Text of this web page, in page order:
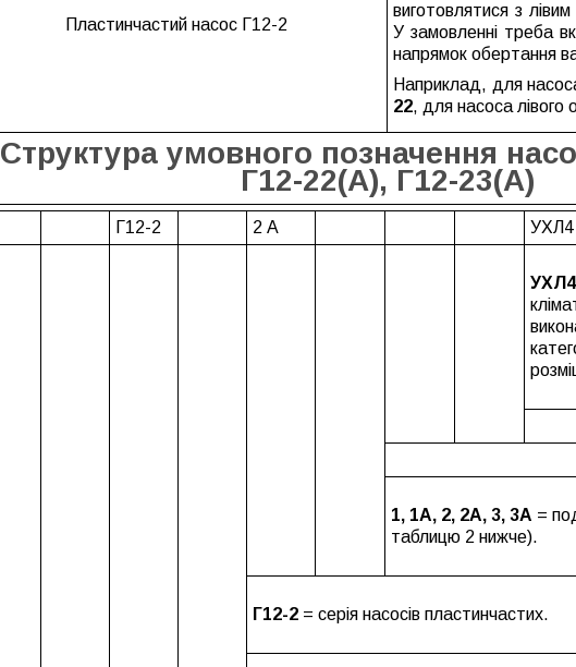
Пластинчастий насос Г12-2
виготовлятися з
У замовленні треба
напрямок обертання
Наприклад, для
22, для насоса
Структура умовного позначення
Г12-22(А), Г12-23(А)
Г12-2 2 А УХЛ4
УХЛ4
1, 1А, 2, 2А, 3, 3А =
таблицю 2 нижче).
Г12-2 = серія насосів пластинчастих.